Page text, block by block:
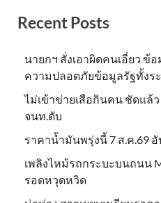
Recent Posts
นายกฯ สั่งเอาผิดคนเอี่ยว
ความปลอดภัยข้อมูลรัฐทั้งร
ไม่เข้าข่าย​เสือกินคน ชัดแล้
จนท.ดับ
ราคาน้ำมันพรุ่งนี้ 7 ส.ค.69
เพลิงไหม้รถกระบะบนถนน
รอดหวุดหวิด